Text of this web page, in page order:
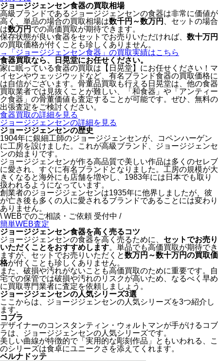
ジョージジェンセン食器の買取相場
高級ブランドであるジョージジェンセンの食器は非常に価値が
高く、単品の場合の買取相場は数千円～数万円
、セットの場合
は数万円 での高価買取が期待できます。
保存状態が良い食器をセットでお売りいただければ、 数十万円
の買取価格が付くことも珍しくありません。
→「ジョージジェンセン食器」の買取実績はこちら
食器買取なら、
日晃堂にお任せください。
家に眠っている食器の買取は【日晃堂】にお任せください！マ
イセンやウェッジウッドなど、有名ブランド食器の買取価格に
は自信がございます。骨董品買取も行える日晃堂は、他の食器
買取業者では見抜くことが難しい、「和食器」や「アンティー
ク食器」の骨董価値も査定することが可能です。ぜひ、無料の
出張査定をご検討ください。
食器買取の詳細を見る
ジョージジェンセンの詳細を見る
ジョージジェンセンの歴史
1904年に銀細工師のジョージジェンセンが、コペンハーゲン
に工房を設けました。これが高級ブランド、ジョージジェンセ
ンの始まりです。
ジョージジェンセンが作る高品質で美しい作品は多くのセレブ
に愛され、すぐに有名ブランドとなりました。工房の規模が大
きくなると海外にも店舗を増やし、1983年には日本でも取り
扱われるようになっています。
創業者のジョージジェンセンは1935年に他界しましたが、彼
が亡き後も多くの人に愛されるブランドであることには変わり
ありません。
\ WEBでのご相談・ご依頼 受付中 /
簡単WEB査定
ジョージジェンセン食器を高く売るコツ
ジョージジェンセンの食器を高く売るために、 セットでお売り
いただくことをおすすめします。単品でも高価買取が期待でき
ますが、セットでお売りいただくと数万円～数十万円の買取価
格が付くことも珍しくありません。
また、破損や汚れがないことも高価買取のために重要です。自
宅での保管では破損や汚れのリスクが高いため、なるべく早め
に買取専門業者に査定を依頼しましょう。
ジョージジェンセンの人気シリーズ3選
ここからは、ジョージジェンセンの人気シリーズを3つ紹介し
ます。
コブラ
デザイナーのコンスタンティン・ウォルトマンが手がけるコブ
ラは、ジョージジェンセンの人気シリーズです。
美しい曲線が特徴的で「実用的な彫刻作品」ともいわれる、こ
のシリーズは食卓にユニークさを添えてくれます。
ベルナドッテ